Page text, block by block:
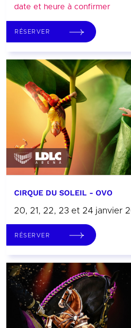
date et heure à confirmer
RÉSERVER
CIRQUE DU SOLEIL - OVO
20, 21, 22, 23 et 24 janvier
RÉSERVER